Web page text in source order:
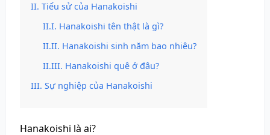
Tiểu sử của Hanakoishi
Hanakoishi tên thật là gì?
Hanakoishi sinh năm bao nhiêu?
Hanakoishi quê ở đâu?
Sự nghiệp của Hanakoishi
Hanakoishi là ai?